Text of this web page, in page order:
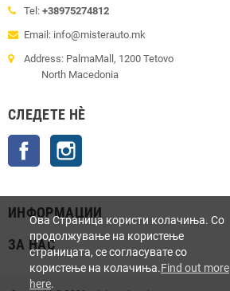
Tel: +38975274812
Email: info@misterauto.mk
Address: PalmaMall, 1200 Tetovo
North Macedonia
СЛЕДЕТЕ НÈ
Facebook
ИНФОРМАЦИИ
ЗА НАС
Ова Страница користи колачиња. Со
продолжување на користење
страницата, се согласувате со
користење на колачиња.Find out more
here.